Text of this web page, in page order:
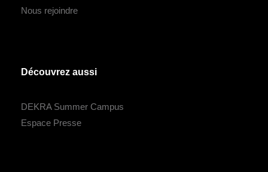
Nous rejoindre
Découvrez aussi
DEKRA Summer Campus
Espace Presse